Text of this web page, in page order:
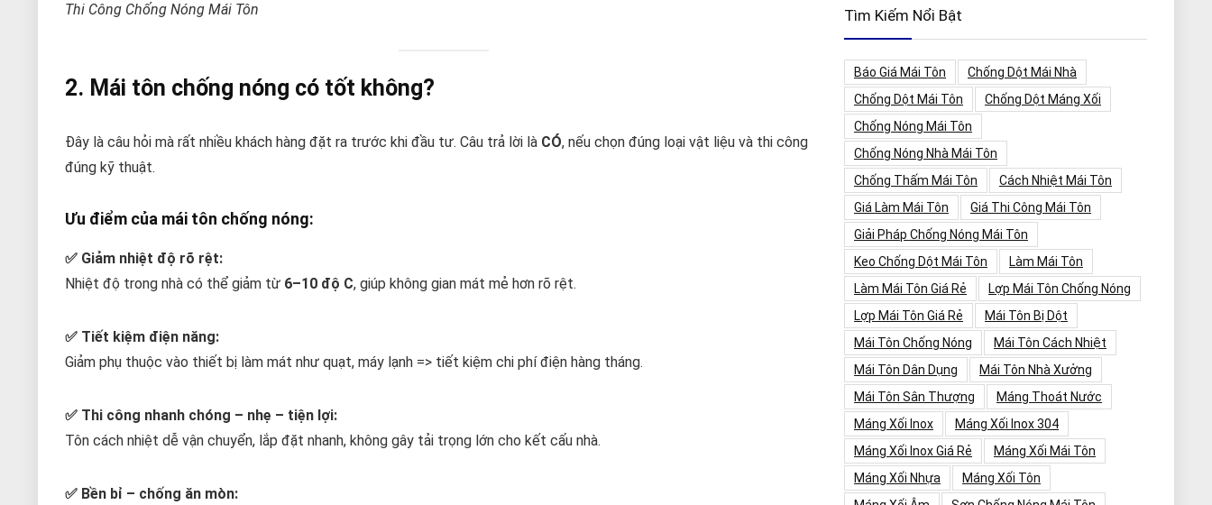
Thi Công Chống Nóng Mái Tôn
2. Mái tôn chống nóng có tốt không?
Đây là câu hỏi mà rất nhiều khách hàng đặt ra trước khi đầu tư. Câu trả lời là CÓ, nếu chọn đúng loại vật liệu và thi công
đúng kỹ thuật.
Ưu điểm của mái tôn chống nóng:
✅ Giảm nhiệt độ rõ rệt:
Nhiệt độ trong nhà có thể giảm từ 6–10 độ C, giúp không gian mát mẻ hơn rõ rệt.
✅ Tiết kiệm điện năng:
Giảm phụ thuộc vào thiết bị làm mát như quạt, máy lạnh => tiết kiệm chi phí điện hàng tháng.
✅ Thi công nhanh chóng – nhẹ – tiện lợi:
Tôn cách nhiệt dễ vận chuyển, lắp đặt nhanh, không gây tải trọng lớn cho kết cấu nhà.
✅ Bền bỉ – chống ăn mòn:
Tìm Kiếm Nổi Bật
Báo Giá Mái Tôn
Chống Dột Mái Nhà
Chống Dột Mái Tôn
Chống Dột Máng Xối
Chống Nóng Mái Tôn
Chống Nóng Nhà Mái Tôn
Chống Thấm Mái Tôn
Cách Nhiệt Mái Tôn
Giá Làm Mái Tôn
Giá Thi Công Mái Tôn
Giải Pháp Chống Nóng Mái Tôn
Keo Chống Dột Mái Tôn
Làm Mái Tôn
Làm Mái Tôn Giá Rẻ
Lợp Mái Tôn Chống Nóng
Lợp Mái Tôn Giá Rẻ
Mái Tôn Bị Dột
Mái Tôn Chống Nóng
Mái Tôn Cách Nhiệt
Mái Tôn Dân Dụng
Mái Tôn Nhà Xưởng
Mái Tôn Sân Thượng
Máng Thoát Nước
Máng Xối Inox
Máng Xối Inox 304
Máng Xối Inox Giá Rẻ
Máng Xối Mái Tôn
Máng Xối Nhựa
Máng Xối Tôn